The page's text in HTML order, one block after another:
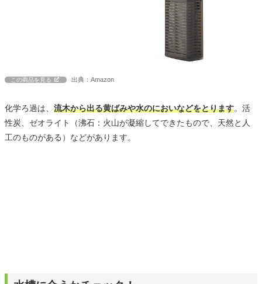
この商品を見る 出典：Amazon
化学ろ過は、 流木から出る黄ばみや水のにおいなどをとります。活
性炭、ゼオライト（沸石：火山が凝縮してできたもので、天然と人
工のものがある）などがあります。